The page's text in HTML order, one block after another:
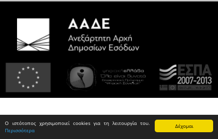
Δέχομαι
Ο ιστότοπος χρησιμοποιεί cookies για τη λειτουργία του.
Περισσότερα